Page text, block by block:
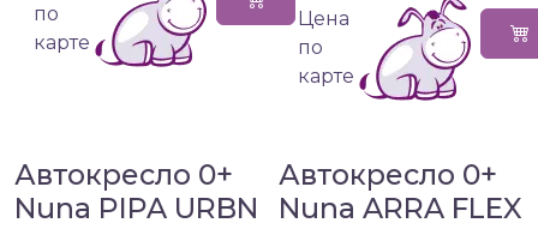
по
карте
Цена
по
карте
Автокресло 0+
Nuna PIPA URBN
Автокресло 0+
Nuna ARRA FLEX